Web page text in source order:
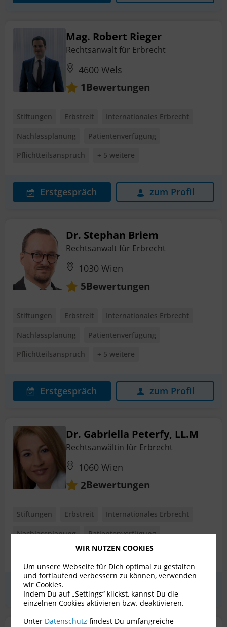
Mag. Robert Rieger
Rechtsanwalt für Erbrecht
4600 Wels
1Bewertungen
Stiftungen Erbstreit
Internationales Erbrecht
Nachlassplanung
Patientenverfügung
Pflichtteilsanspruch
+ 5 weitere
Erstgespräch zum Profil
Dr. Stephan Briem
Rechtsanwalt für Erbrecht
1030 Wien
5Bewertungen
Stiftungen Erbstreit
Internationales Erbrecht
Nachlassplanung
Patientenverfügung
Pflichtteilsanspruch
+ 5 weitere
Erstgespräch zum Profil
Dr. Gabriella Peterfy, LL.M
Rechtsanwältin für Erbrecht
1060 Wien
2Bewertungen
Stiftungen Erbstreit
Internationales Erbrecht
Nachlassplanung
Patientenverfügung
Pflichtteilsanspruch
+ 5 weitere
Erstgespräch zum Profil
WIR NUTZEN COOKIES
Um unsere Webseite für Dich optimal zu gestalten
und fortlaufend verbessern zu können, verwenden
wir Cookies.
Indem Du auf „Settings“ klickst, kannst Du die
einzelnen Cookies aktivieren bzw. deaktivieren.
Unter Datenschutz findest Du umfangreiche